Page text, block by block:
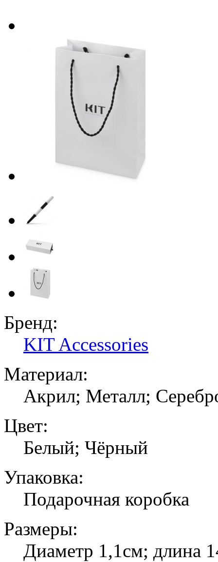
Бренд:
KIT Accessories
Материал:
Акрил; Металл;
Цвет:
Белый; Чёрный
Упаковка:
Подарочная коробка
Размеры:
Диаметр 1,1см; длина